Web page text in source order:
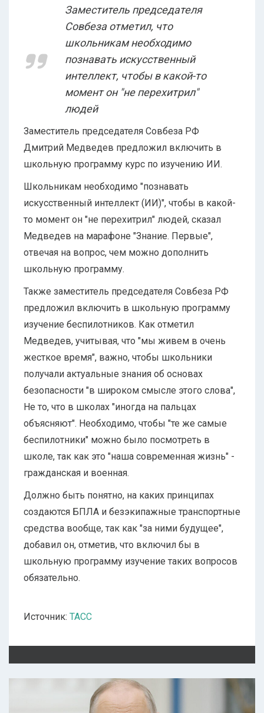
Заместитель председателя
Совбеза отметил, что
школьникам необходимо
познавать искусственный
интеллект, чтобы в какой-то
момент он "не перехитрил"
людей
Заместитель председателя Совбеза РФ
Дмитрий Медведев предложил включить в
школьную программу курс по изучению ИИ.
Школьникам необходимо "познавать
искусственный интеллект (ИИ)", чтобы в какой-
то момент он "не перехитрил" людей, сказал
Медведев на марафоне "Знание. Первые",
отвечая на вопрос, чем можно дополнить
школьную программу.
Также заместитель председателя Совбеза РФ
предложил включить в школьную программу
изучение беспилотников. Как отметил
Медведев, ​​​​учитывая, что "мы живем в очень
жесткое время", важно, чтобы школьники
получали актуальные знания об основах
безопасности "в широком смысле этого слова",
Не то, что в школах "иногда на пальцах
объясняют". Необходимо, чтобы "те же самые
беспилотники" можно было посмотреть в
школе, так как это "наша современная жизнь" -
гражданская и военная.
Должно быть понятно, на каких принципах
создаются БПЛА и безэкипажные транспортные
средства вообще, так как "за ними будущее",
добавил он, отметив, что включил бы в
школьную программу изучение таких вопросов
обязательно.
Источник: ТАСС